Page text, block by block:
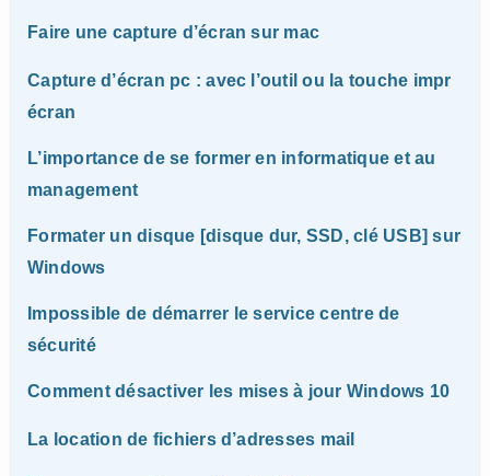
Faire une capture d’écran sur mac
Capture d’écran pc : avec l’outil ou la touche impr
écran
L’importance de se former en informatique et au
management
Formater un disque [disque dur, SSD, clé USB] sur
Windows
Impossible de démarrer le service centre de
sécurité
Comment désactiver les mises à jour Windows 10
La location de fichiers d’adresses mail